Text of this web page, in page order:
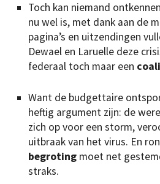
Toch kan niemand
nu wel is, met dank aan de
pagina’s en uitzendingen
Dewael en Laruelle deze
federaal toch maar een
Want de budgettaire
heftig argument zijn: de
zich op voor een storm,
uitbraak van het virus. En
begroting moet net
straks.